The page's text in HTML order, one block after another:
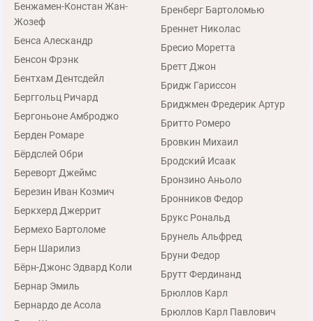
Бенжамен-Констан Жан-
Жозеф
Бенса Алескандр
Бенсон Фрэнк
Бентхам Дентсдейл
Берггольц Ричард
Бергоньоне Амброджо
Берден Ромаре
Бёрдслей Обри
Береворт Джеймс
Березин Иван Козмич
Беркхерд Джеррит
Бермехо Бартоломе
Берн Шарилиз
Бёрн-Джонс Эдвард Коли
Бернар Эмиль
Бернардо де Асола
Бренберг Бартоломью
Бреннет Николас
Бресио Моретта
Бретт Джон
Бридж Гариссон
Бриджмен Фредерик Артур
Бритто Ромеро
Бровкин Михаил
Бродский Исаак
Бронзино Аньоло
Бронников Федор
Брукс Рональд
Брунель Альфред
Бруни Федор
Брутт Фердинанд
Брюллов Карл
Брюллов Карл Павлович